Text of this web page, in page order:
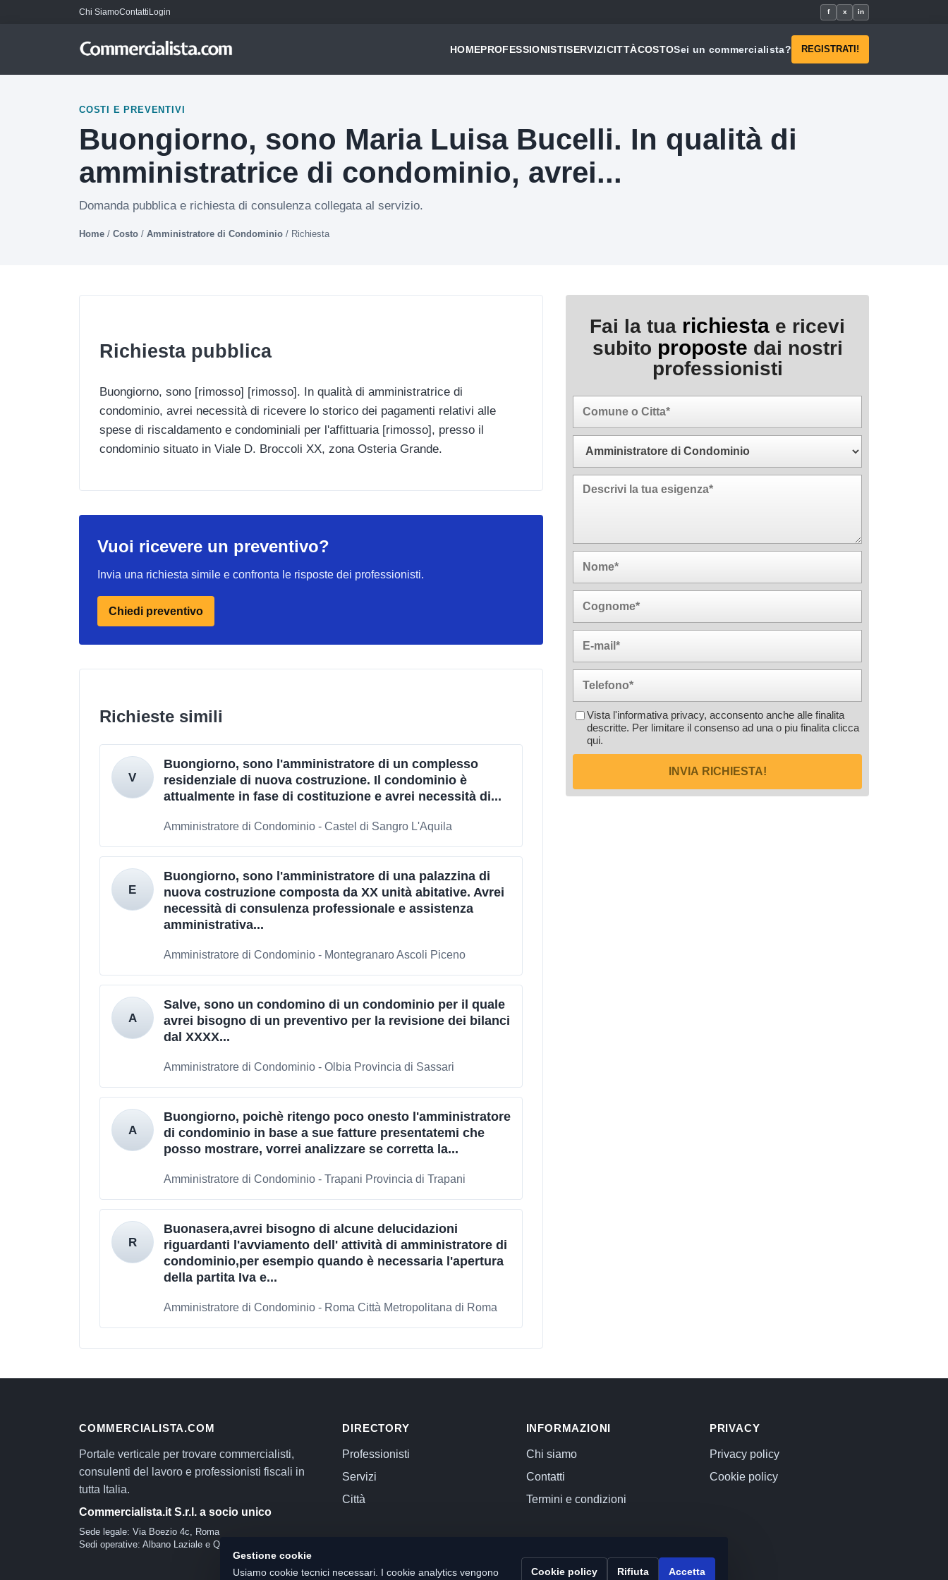
Chi SiamoContattiLogin f x in
HOMEPROFESSIONISTISERVIZICITTÀCOSTOSei un commercialista? REGISTRATI!
COSTI E PREVENTIVI
Buongiorno, sono Maria Luisa Bucelli. In qualità di
amministratrice di condominio, avrei...
Domanda pubblica e richiesta di consulenza collegata al servizio.
Home / Costo / Amministratore di Condominio / Richiesta
Richiesta pubblica
Buongiorno, sono [rimosso] [rimosso]. In qualità di amministratrice di
condominio, avrei necessità di ricevere lo storico dei pagamenti relativi alle
spese di riscaldamento e condominiali per l'affittuaria [rimosso], presso il
condominio situato in Viale D. Broccoli XX, zona Osteria Grande.
Vuoi ricevere un preventivo?
Invia una richiesta simile e confronta le risposte dei professionisti.
Chiedi preventivo
Richieste simili
Buongiorno, sono l'amministratore di un complesso
residenziale di nuova costruzione. Il condominio è
attualmente in fase di costituzione e avrei necessità di...
Amministratore di Condominio - Castel di Sangro L'Aquila
Buongiorno, sono l'amministratore di una palazzina di
nuova costruzione composta da XX unità abitative. Avrei
necessità di consulenza professionale e assistenza
amministrativa...
Amministratore di Condominio - Montegranaro Ascoli Piceno
Salve, sono un condomino di un condominio per il quale
avrei bisogno di un preventivo per la revisione dei bilanci
dal XXXX...
Amministratore di Condominio - Olbia Provincia di Sassari
Buongiorno, poichè ritengo poco onesto l'amministratore
di condominio in base a sue fatture presentatemi che
posso mostrare, vorrei analizzare se corretta la...
Amministratore di Condominio - Trapani Provincia di Trapani
Buonasera,avrei bisogno di alcune delucidazioni
riguardanti l'avviamento dell' attività di amministratore di
condominio,per esempio quando è necessaria l'apertura
della partita Iva e...
Amministratore di Condominio - Roma Città Metropolitana di Roma
Fai la tua richiesta e ricevi
subito proposte dai nostri
professionisti
Vista l'informativa privacy, acconsento anche alle finalita
descritte. Per limitare il consenso ad una o piu finalita clicca
qui.
INVIA RICHIESTA!
COMMERCIALISTA.COM
Portale verticale per trovare commercialisti,
consulenti del lavoro e professionisti fiscali in
tutta Italia.
Commercialista.it S.r.l. a socio unico
Sede legale: Via Boezio 4c, Roma
Sedi operative: Albano Laziale e Quartu Sant'Elena
DIRECTORY
Professionisti
Servizi
Città
INFORMAZIONI
Chi siamo
Contatti
Termini e condizioni
PRIVACY
Privacy policy
Cookie policy
Gestione cookie
Usiamo cookie tecnici necessari. I cookie analytics vengono
Cookie policy Rifiuta Accetta